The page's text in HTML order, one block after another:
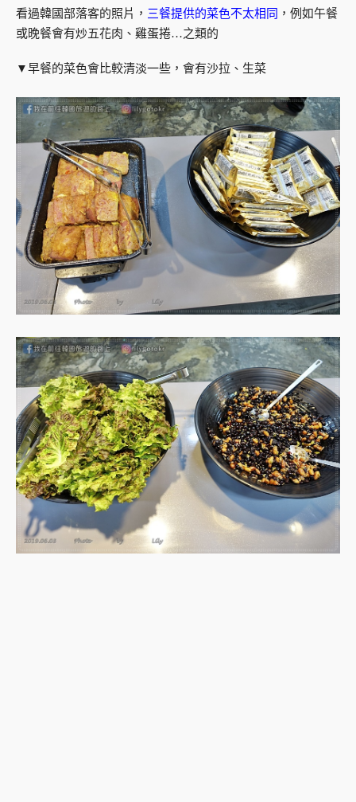
看過韓國部落客的照片， 三餐提供的菜色不太相同 ，例如午餐
或晚餐會有炒五花肉、雞蛋捲…之類的
▼早餐的菜色會比較清淡一些，會有沙拉、生菜